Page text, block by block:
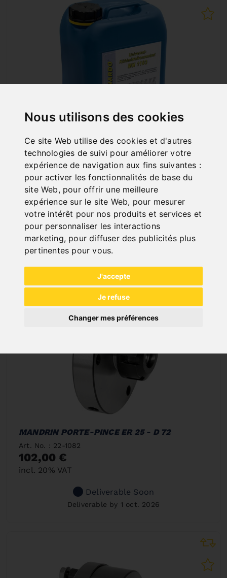
Nous utilisons des cookies
Ce site Web utilise des cookies et d'autres
technologies de suivi pour améliorer votre
expérience de navigation aux fins suivantes :
pour activer les fonctionnalités de base du
site Web, pour offrir une meilleure
expérience sur le site Web, pour mesurer
votre intérêt pour nos produits et services et
pour personnaliser les interactions
marketing, pour diffuser des publicités plus
pertinentes pour vous.
J'accepte
Je refuse
Changer mes préférences
LIQUIDE UNIVERSEL DE
REFROIDISSEMENT MN 1103, EN BIDON DE
5 LITRES
Art. No. : 54-1206
54,00 €
incl. 20% VAT
In Stock
Deliverable in 2-3 business days
MANDRIN PORTE-PINCE ER 25 - D 72
Art. No. : 22-1082
102,00 €
incl. 20% VAT
Deliverable Soon
Deliverable by 1 oct. 2026